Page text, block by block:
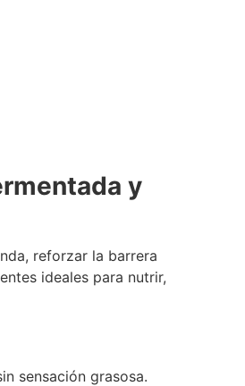
y
reforzar la barrera
ideales para nutrir,
sensación grasosa.